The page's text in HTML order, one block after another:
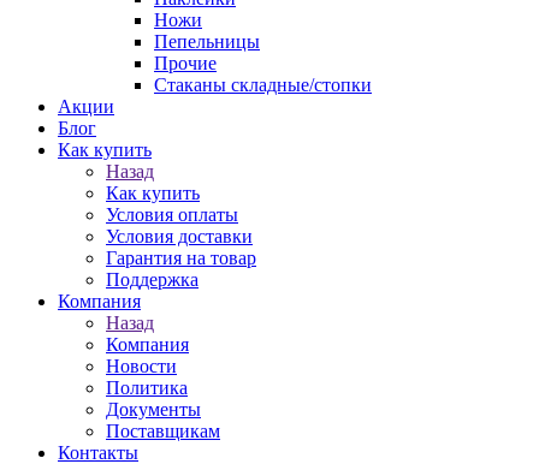
Ножи
Пепельницы
Прочие
Стаканы складные/стопки
Акции
Блог
Как купить
Назад
Как купить
Условия оплаты
Условия доставки
Гарантия на товар
Поддержка
Компания
Назад
Компания
Новости
Политика
Документы
Поставщикам
Контакты